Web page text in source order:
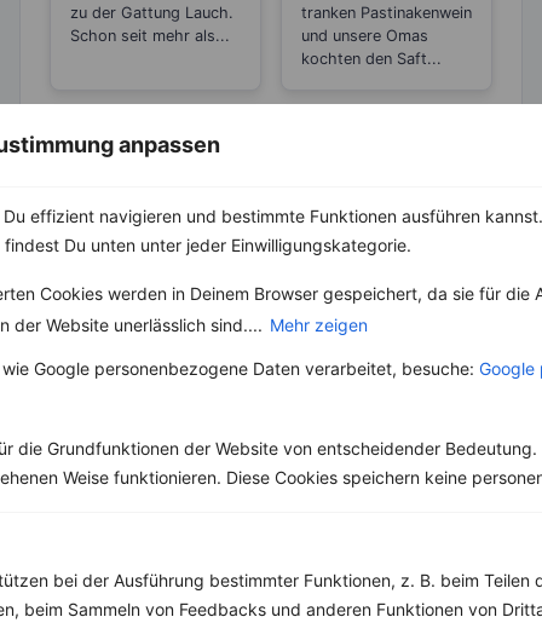
anpassen
effizient navigieren und bestimmte Funktionen ausführen
Du unten unter jeder Einwilligungskategorie.
Cookies werden in Deinem Browser gespeichert, da sie für die
der Website unerlässlich sind.... Mehr zeigen
Google personenbezogene Daten verarbeitet, besuche: Google
die Grundfunktionen der Website von entscheidender Bedeutung.
Weise funktionieren. Diese Cookies speichern keine
bei der Ausführung bestimmter Funktionen, z. B. beim Teilen
beim Sammeln von Feedbacks und anderen Funktionen von
Heilmittel
zu der Gattung Lauch.
Schon seit mehr als...
Abnehmprogram
m
tranken Pastinakenwein
und unsere Omas
kochten den Saft...
Weitere Low Fat Rezepte
‹ ›
Fett: 9 g
Rezepte